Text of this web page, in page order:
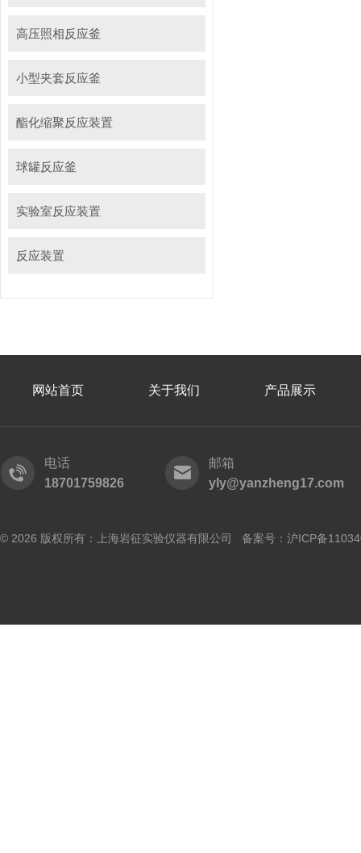
高压照相反应釜
小型夹套反应釜
酯化缩聚反应装置
球罐反应釜
实验室反应装置
反应装置
网站首页 关于我们 产品展示
电话
18701759826
邮箱
yly@yanzheng17.com
© 2026 版权所有：上海岩征实验仪器有限公司 备案号： 沪ICP备